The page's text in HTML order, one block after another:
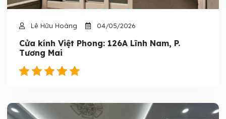
Lê Hữu Hoàng 04/05/2026
Cửa kính Việt Phong: 126A Lĩnh Nam, P.
Tương Mai